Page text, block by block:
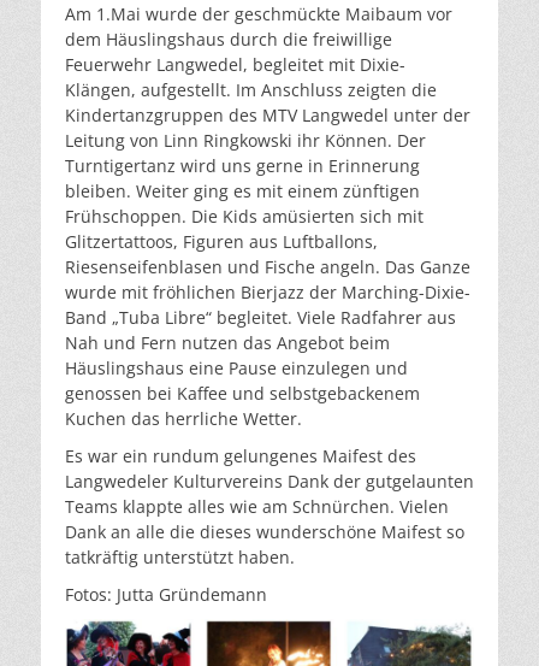
Am 1.Mai wurde der geschmückte Maibaum vor
dem Häuslingshaus durch die freiwillige
Feuerwehr Langwedel, begleitet mit Dixie-
Klängen, aufgestellt. Im Anschluss zeigten die
Kindertanzgruppen des MTV Langwedel unter der
Leitung von Linn Ringkowski ihr Können. Der
Turntigertanz wird uns gerne in Erinnerung
bleiben. Weiter ging es mit einem zünftigen
Frühschoppen. Die Kids amüsierten sich mit
Glitzertattoos, Figuren aus Luftballons,
Riesenseifenblasen und Fische angeln. Das Ganze
wurde mit fröhlichen Bierjazz der Marching-Dixie-
Band „Tuba Libre“ begleitet. Viele Radfahrer aus
Nah und Fern nutzen das Angebot beim
Häuslingshaus eine Pause einzulegen und
genossen bei Kaffee und selbstgebackenem
Kuchen das herrliche Wetter.
Es war ein rundum gelungenes Maifest des
Langwedeler Kulturvereins Dank der gutgelaunten
Teams klappte alles wie am Schnürchen. Vielen
Dank an alle die dieses wunderschöne Maifest so
tatkräftig unterstützt haben.
Fotos: Jutta Gründemann